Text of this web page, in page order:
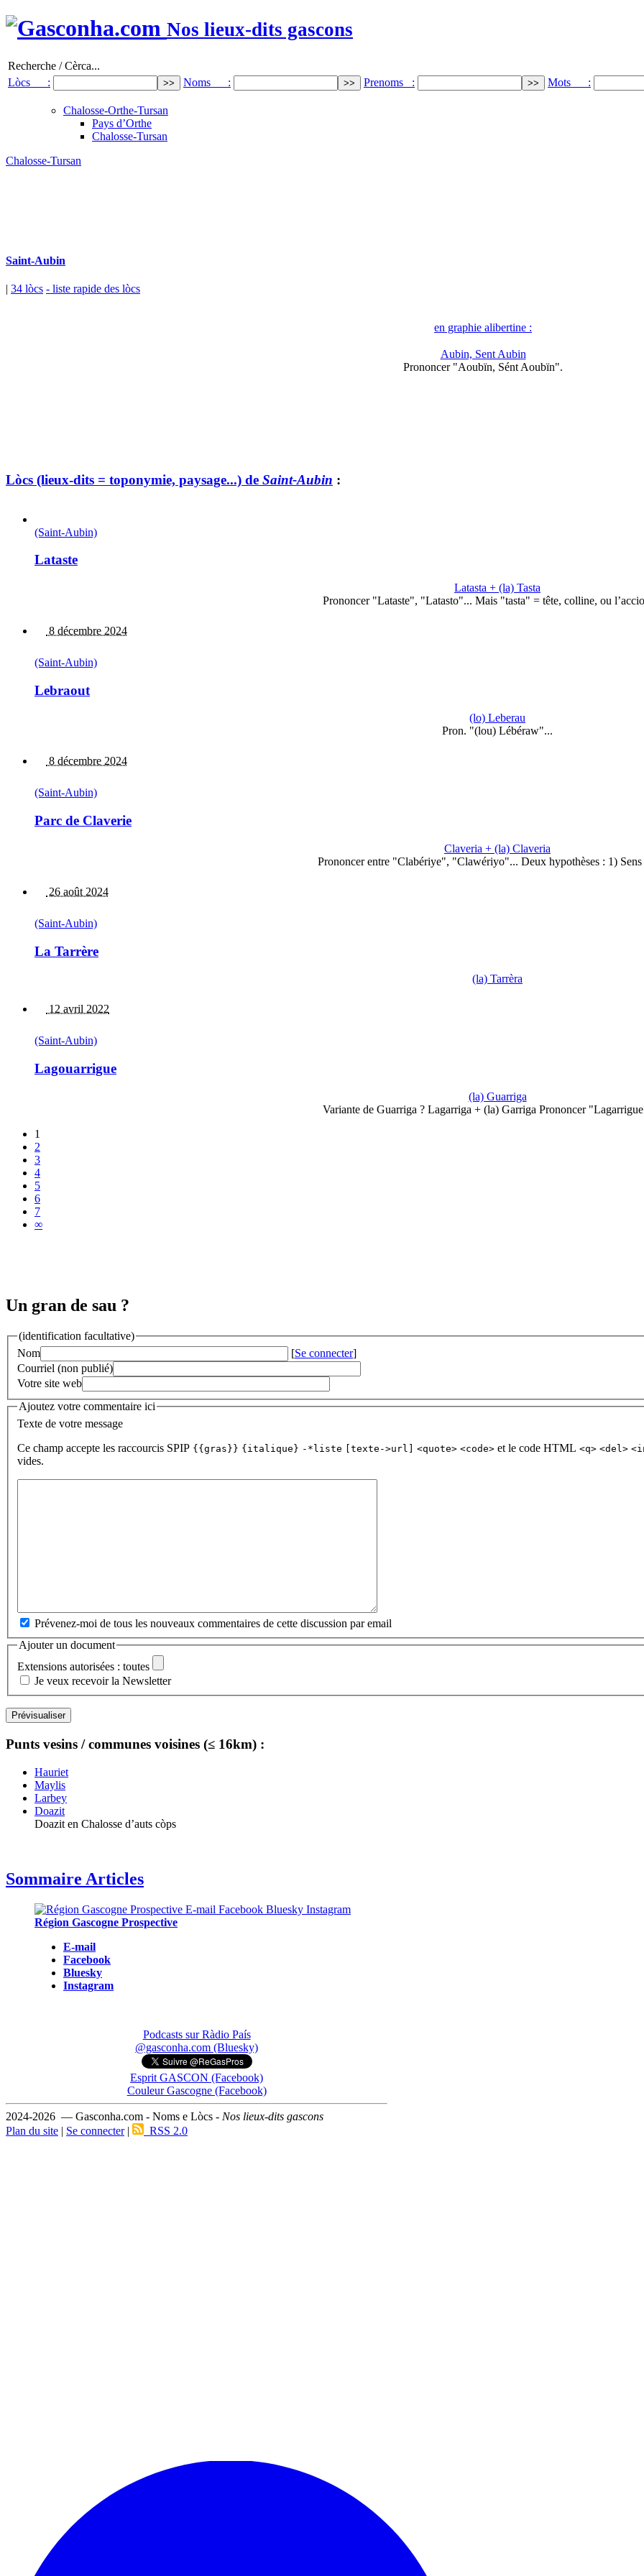
Nos lieux-dits gascons
Recherche / Cèrca...
Lòcs :
Noms : Prenoms : Mots :
Chalosse-Orthe-Tursan
Pays d’Orthe
Chalosse-Tursan
Chalosse-Tursan
Saint-Aubin
| 34 lòcs - liste rapide des lòcs
en graphie alibertine :
Aubin, Sent Aubin
Prononcer "Aoubïn, Sént Aoubïn".
Lòcs (lieux-dits = toponymie, paysage...) de Saint-Aubin :
(Saint-Aubin)
Lataste
Latasta + (la) Tasta
Prononcer "Lataste", "Latasto"... Mais "tasta" = tête, colline, ou
8 décembre 2024
(Saint-Aubin)
Lebraout
(lo) Leberau
Pron. "(lou) Lébéraw"...
8 décembre 2024
(Saint-Aubin)
Parc de Claverie
Claveria + (la) Claveria
Prononcer entre "Clabériye", "Clawériyo"... Deux hypothèses : 1)
26 août 2024
(Saint-Aubin)
La Tarrère
(la) Tarrèra
12 avril 2022
(Saint-Aubin)
Lagouarrigue
(la) Guarriga
Variante de Guarriga ? Lagarriga + (la) Garriga Prononcer
1
2
3
4
5
6
7
∞
Un gran de sau ?
(identification facultative)
Nom
[Se connecter]
Courriel (non publié)
Votre site web
Ajoutez votre commentaire ici
Texte de votre message
Ce champ accepte les raccourcis SPIP {{gras}} {italique} -*liste [texte->url] <quote> <code> et le code HTML <q> <del>
vides.
Prévenez-moi de tous les nouveaux commentaires de cette discussion par email
Ajouter un document
Extensions autorisées : toutes
Je veux recevoir la Newsletter
Punts vesins / communes voisines (≤ 16km) :
Hauriet
Maylis
Larbey
Doazit
Doazit en Chalosse d’auts còps
Sommaire Articles
Région Gascogne Prospective
E-mail
Facebook
Bluesky
Instagram
Podcasts sur Ràdio País
@gasconha.com (Bluesky)
Esprit GASCON (Facebook)
Couleur Gascogne (Facebook)
2024-2026 — Gasconha.com - Noms e Lòcs - Nos lieux-dits gascons
Plan du site | Se connecter| RSS 2.0